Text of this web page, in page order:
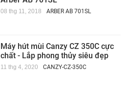
08 thg 11, 2018 ARBER AB 701SL
Máy hút mùi Canzy CZ 350C cực
chất - Lắp phong thủy siêu đẹp
11 thg 4, 2020 CANZY-CZ-350C